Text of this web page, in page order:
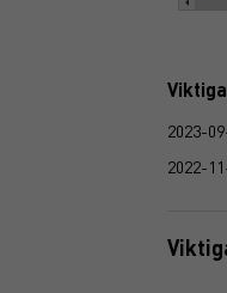
2023-
2022-